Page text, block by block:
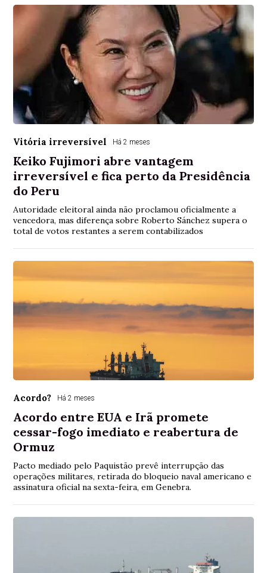
Vitória irreversível Há 2 meses
Keiko Fujimori abre vantagem
irreversível e fica perto da Presidência
do Peru
Autoridade eleitoral ainda não proclamou oficialmente a
vencedora, mas diferença sobre Roberto Sánchez supera o
total de votos restantes a serem contabilizados
Acordo? Há 2 meses
Acordo entre EUA e Irã promete
cessar-fogo imediato e reabertura de
Ormuz
Pacto mediado pelo Paquistão prevê interrupção das
operações militares, retirada do bloqueio naval americano e
assinatura oficial na sexta-feira, em Genebra.